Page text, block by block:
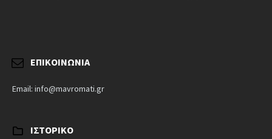
ΕΠΙΚΟΙΝΩΝΊΑ
Email: info@mavromati.gr
ΙΣΤΟΡΙΚΌ